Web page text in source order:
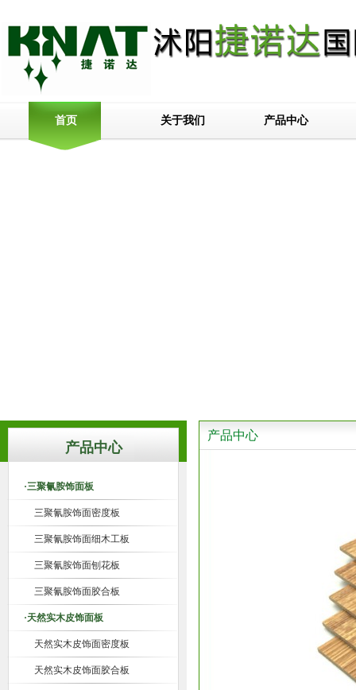
首页 关于我们 产品中心
产品中心
·三聚氰胺饰面板
三聚氰胺饰面密度板
三聚氰胺饰面细木工板
三聚氰胺饰面刨花板
三聚氰胺饰面胶合板
·天然实木皮饰面板
天然实木皮饰面密度板
天然实木皮饰面胶合板
产品中心